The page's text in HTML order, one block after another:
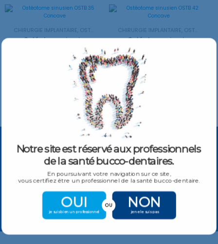
CHIRURGIE IMPLANTAIRE OSTEOTOME
Ostéotome sinusien OSTB 35 Concave
TTC
CHIRURGIE IMPLANTAIRE OSTEOTOME
Ostéotome sinusien OSTB 42 Concave
92,29
S'ABONNER À NOTRE NEWSLETTER
Obtenez toutes les dernières informations sur les événements,
les produits et les offres.
S'INSCRIRE
Notre site est réservé aux professionnels
de la santé bucco-dentaires.
En poursuivant votre navigation sur ce site,
vous certifiez être un professionnel de la santé bucco-dentaire.
OUI
je suis bien un professionnel
NON
je ne le suis pas
OU